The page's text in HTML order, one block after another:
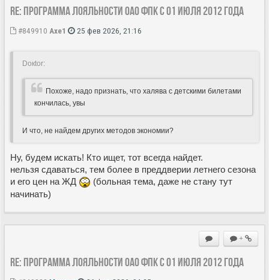
Re: Программа лояльности ОАО ФПК с 01 июля 2012 года
#849910 Axe1 25 фев 2026, 21:16
Doкtor:
Похоже, надо признать, что халява с детскими билетами
кончилась, увы
И что, не найдем других методов экономии?
Ну, будем искать! Кто ищет, тот всегда найдет.
нельзя сдаваться, тем более в преддверии летнего сезона
и его цен на ЖД
(больная тема, даже не стану тут
начинать)
+
Re: Программа лояльности ОАО ФПК с 01 июля 2012 года